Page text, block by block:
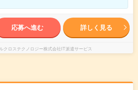
応募へ進む 詳しく見る
クロステクノロジー株式会社IT派遣サービス